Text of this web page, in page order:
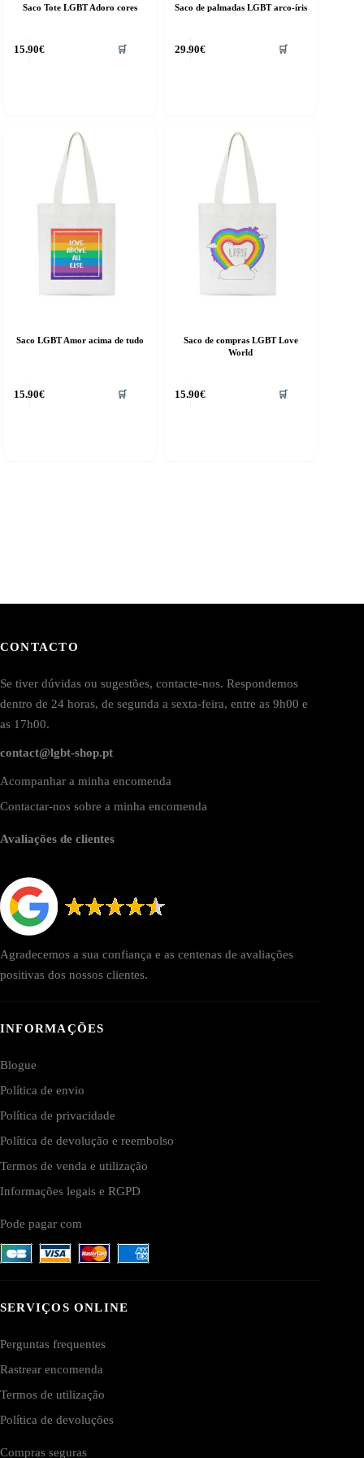
Saco Tote LGBT Adoro cores
15.90€ 🛒
Saco de palmadas LGBT arco-íris
29.90€ 🛒
Saco LGBT Amor acima de tudo
15.90€ 🛒
Saco de compras LGBT Love
World
15.90€ 🛒
CONTACTO
Se tiver dúvidas ou sugestões, contacte-nos. Respondemos
dentro de 24 horas, de segunda a sexta-feira, entre as 9h00 e
as 17h00.
contact@lgbt-shop.pt
Acompanhar a minha encomenda
Contactar-nos sobre a minha encomenda
Avaliações de clientes
Agradecemos a sua confiança e as centenas de avaliações
positivas dos nossos clientes.
INFORMAÇÕES
Blogue
Política de envio
Política de privacidade
Política de devolução e reembolso
Termos de venda e utilização
Informações legais e RGPD
Pode pagar com
SERVIÇOS ONLINE
Perguntas frequentes
Rastrear encomenda
Termos de utilização
Política de devoluções
Compras seguras